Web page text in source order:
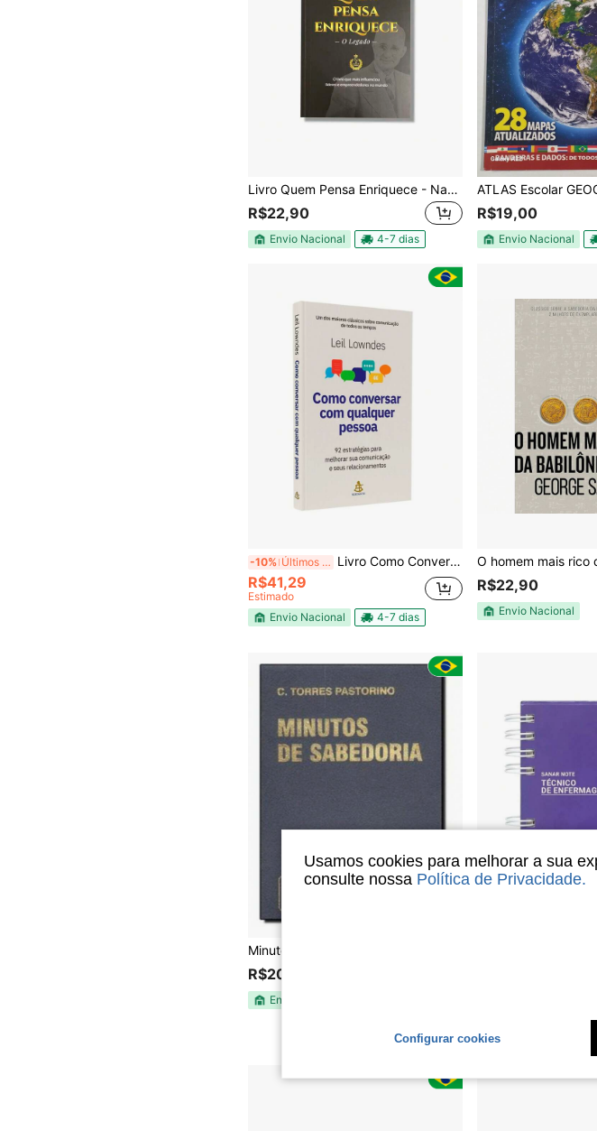
Livro Quem Pensa Enriquece - Napoleon Hill O Legado - Empreendedorismo
R$22,90
Envio Nacional 4-7 dias
R$19,00
Envio Nacional
-10% Últimos 3 dias Livro Como Conversar Com Qualquer Pessoa | Leil Lowndes
R$41,29
Estimado
Envio Nacional
4-7 dias
R$22,90
Envio Nacional
R$20,34
Envio Nacional
Usamos cookies para melhorar a sua
consulte nossa Política de Privacidade.
Configurar cookies